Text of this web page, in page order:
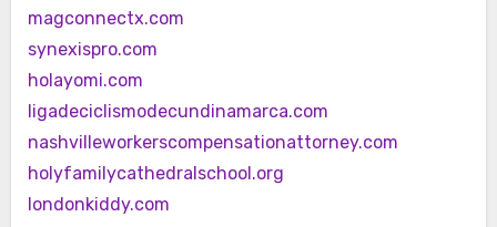
magconnectx.com
synexispro.com
holayomi.com
ligadeciclismodecundinamarca.com
nashvilleworkerscompensationattorney.com
holyfamilycathedralschool.org
londonkiddy.com